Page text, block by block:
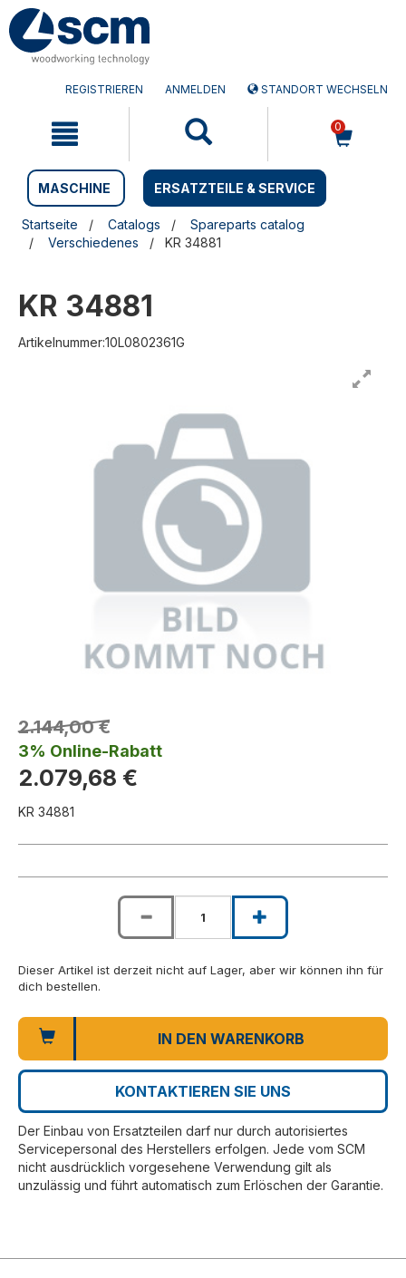
Zum
Inhalt
springen
Zum
Navigationsmen�
springen
REGISTRIEREN ANMELDEN STANDORT WECHSELN
0
MASCHINE ERSATZTEILE & SERVICE
Startseite Catalogs
Spareparts catalog
Verschiedenes
KR 34881
KR 34881
Artikelnummer:10L0802361G
2.144,00 €
3% Online-Rabatt
2.079,68 €
KR 34881
Dieser Artikel ist derzeit nicht auf Lager, aber wir können ihn für
dich bestellen.
IN DEN WARENKORB
KONTAKTIEREN SIE UNS
Der Einbau von Ersatzteilen darf nur durch autorisiertes
Servicepersonal des Herstellers erfolgen. Jede vom SCM
nicht ausdrücklich vorgesehene Verwendung gilt als
unzulässig und führt automatisch zum Erlöschen der Garantie.